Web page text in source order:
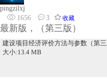
pingzilxj
1656
3 收藏
最新版，（第三版）
建设项目经济评价方法与参数（第
大小:13.4 MB